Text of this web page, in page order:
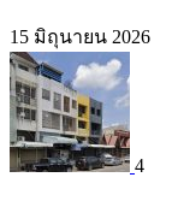
15 มิถุนายน 2026
4